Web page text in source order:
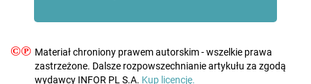
©℗ Materiał chroniony prawem autorskim - wszelkie prawa
zastrzeżone. Dalsze rozpowszechnianie artykułu za zgodą
wydawcy INFOR PL S.A. Kup licencję.